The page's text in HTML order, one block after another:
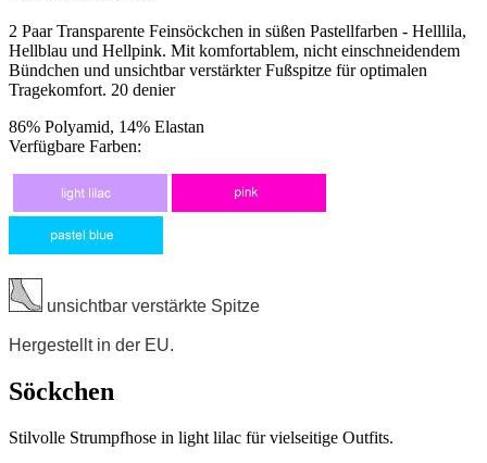
2 Paar Transparente Feinsöckchen in süßen Pastellfarben - Helllila,
Hellblau und Hellpink. Mit komfortablem, nicht einschneidendem
Bündchen und unsichtbar verstärkter Fußspitze für optimalen
Tragekomfort. 20 denier
86% Polyamid, 14% Elastan
Verfügbare Farben:
unsichtbar verstärkte Spitze
Hergestellt in der EU.
Söckchen
Stilvolle Strumpfhose in light lilac für vielseitige Outfits.